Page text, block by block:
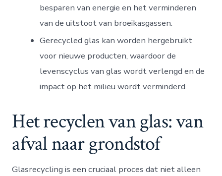
besparen van energie en het verminderen
van de uitstoot van broeikasgassen.
Gerecycled glas kan worden hergebruikt
voor nieuwe producten, waardoor de
levenscyclus van glas wordt verlengd en de
impact op het milieu wordt verminderd.
Het recyclen van glas: van
afval naar grondstof
Glasrecycling is een cruciaal proces dat niet alleen